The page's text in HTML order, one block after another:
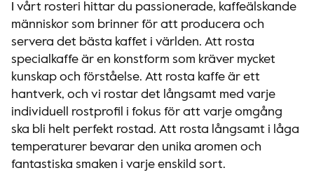
I vårt rosteri hittar du passionerade, kaffeälskande
människor som brinner för att producera och
servera det bästa kaffet i världen. Att rosta
specialkaffe är en konstform som kräver mycket
kunskap och förståelse. Att rosta kaffe är ett
hantverk, och vi rostar det långsamt med varje
individuell rostprofil i fokus för att varje omgång
ska bli helt perfekt rostad. Att rosta långsamt i låga
temperaturer bevarar den unika aromen och
fantastiska smaken i varje enskild sort.